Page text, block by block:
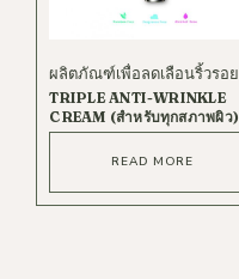
TRIPLE ANTI-WRINKLE
CREAM (สำหรับทุกสภาพผิว)
ผลิตภัณฑ์เพื่อลดเลือนริ้วรอย
READ MORE